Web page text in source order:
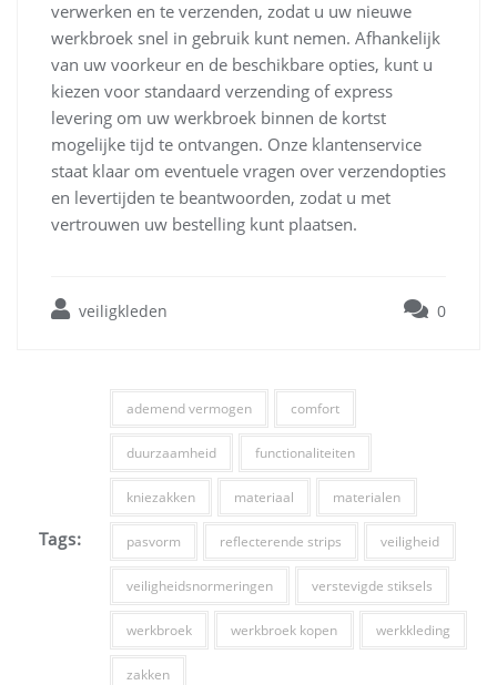
verwerken en te verzenden, zodat u uw nieuwe
werkbroek snel in gebruik kunt nemen. Afhankelijk
van uw voorkeur en de beschikbare opties, kunt u
kiezen voor standaard verzending of express
levering om uw werkbroek binnen de kortst
mogelijke tijd te ontvangen. Onze klantenservice
staat klaar om eventuele vragen over verzendopties
en levertijden te beantwoorden, zodat u met
vertrouwen uw bestelling kunt plaatsen.
veiligkleden 0
Tags:
ademend vermogen comfort
duurzaamheid functionaliteiten
kniezakken materiaal materialen
pasvorm reflecterende strips veiligheid
veiligheidsnormeringen verstevigde stiksels
werkbroek werkbroek kopen werkkleding
zakken